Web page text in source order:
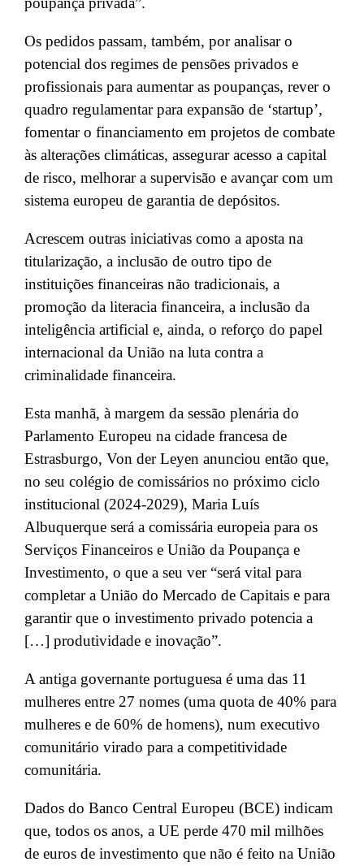
Os pedidos passam, também, por analisar o
potencial dos regimes de pensões privados e
profissionais para aumentar as poupanças, rever o
quadro regulamentar para expansão de ‘startup’,
fomentar o financiamento em projetos de combate
às alterações climáticas, assegurar acesso a capital
de risco, melhorar a supervisão e avançar com um
sistema europeu de garantia de depósitos.
Acrescem outras iniciativas como a aposta na
titularização, a inclusão de outro tipo de
instituições financeiras não tradicionais, a
promoção da literacia financeira, a inclusão da
inteligência artificial e, ainda, o reforço do papel
internacional da União na luta contra a
criminalidade financeira.
Esta manhã, à margem da sessão plenária do
Parlamento Europeu na cidade francesa de
Estrasburgo, Von der Leyen anunciou então que,
no seu colégio de comissários no próximo ciclo
institucional (2024-2029), Maria Luís
Albuquerque será a comissária europeia para os
Serviços Financeiros e União da Poupança e
Investimento, o que a seu ver “será vital para
completar a União do Mercado de Capitais e para
garantir que o investimento privado potencia a
[…] produtividade e inovação”.
A antiga governante portuguesa é uma das 11
mulheres entre 27 nomes (uma quota de 40% para
mulheres e de 60% de homens), num executivo
comunitário virado para a competitividade
comunitária.
Dados do Banco Central Europeu (BCE) indicam
que, todos os anos, a UE perde 470 mil milhões
de euros de investimento que não é feito na União